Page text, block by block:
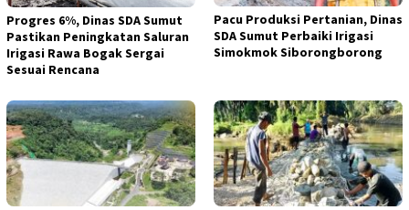
Progres 6%, Dinas SDA Sumut
Pastikan Peningkatan Saluran
Irigasi Rawa Bogak Sergai
Sesuai Rencana
Pacu Produksi Pertanian, Dinas
SDA Sumut Perbaiki Irigasi
Simokmok Siborongborong